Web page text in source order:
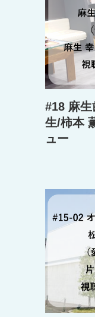
#18 麻
生/柿本
ュー